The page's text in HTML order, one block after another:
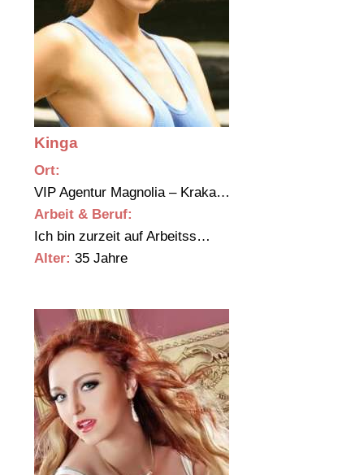
Kinga
Ort:
VIP Agentur Magnolia – Kraka…
Arbeit & Beruf:
Ich bin zurzeit auf Arbeitss…
Alter: 35 Jahre